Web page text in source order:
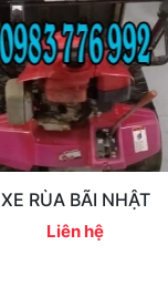
XE RÙA BÃI NHẬT
Liên hệ